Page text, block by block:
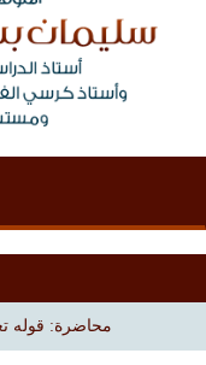
محاضرة: قوله